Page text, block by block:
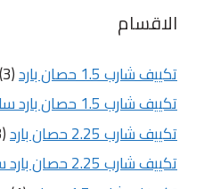
الاقسام
تكييف شارب 1.5 حصان بارد
(3)
تكييف شارب 1.5 حصان بارد ساخن
تكييف شارب 2.25 حصان بارد
(3)
تكييف شارب 2.25 حصان بارد ساخن